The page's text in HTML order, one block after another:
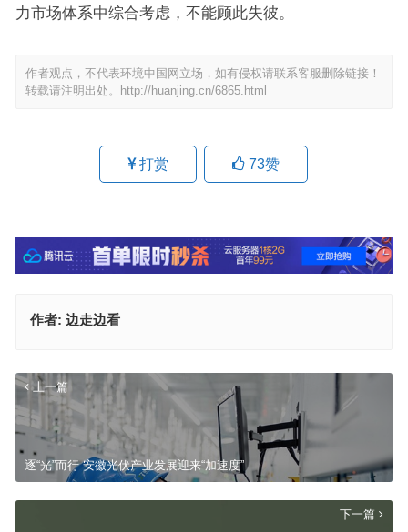
力市场体系中综合考虑，不能顾此失彼。
作者观点，不代表环境中国网立场，如有侵权请联系客服删除链接！
转载请注明出处。
http://huanjing.cn/6865.html
打赏 73赞
作者: 边走边看
上一篇
逐“光”而行 安徽光伏产业发展迎来“加速度”
下一篇